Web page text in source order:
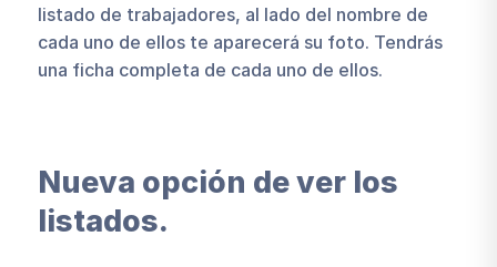
listado de trabajadores, al lado del nombre de
cada uno de ellos te aparecerá su foto. Tendrás
una ficha completa de cada uno de ellos.
Nueva opción de ver los
listados.